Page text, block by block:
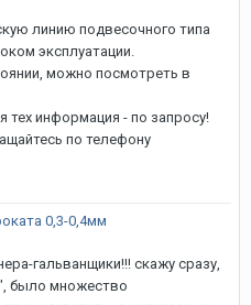
линию подвесочного типа
эксплуатации.
можно посмотреть в
тех информация - по запросу!
по телефону
0,3-0,4мм
гальванщики!!! скажу сразу,
было множество